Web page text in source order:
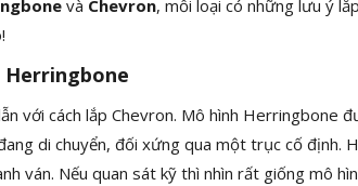
và Chevron, mỗi loại có những lưu ý
Herringbone
với cách lắp Chevron. Mô hình Herringbone
di chuyển, đối xứng qua một trục cố
ván. Nếu quan sát kỹ thì nhìn rất giống mô